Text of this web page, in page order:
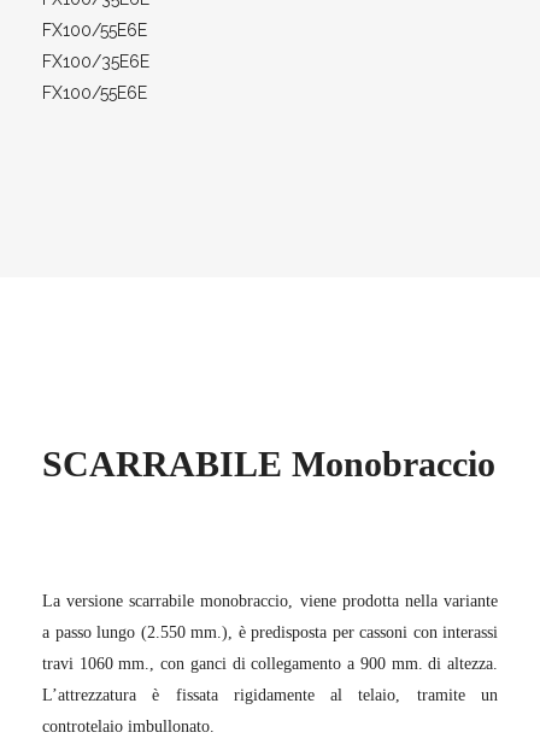
FX100/55E6E
FX100/35E6E
FX100/55E6E
SCARRABILE Monobraccio
La versione scarrabile monobraccio, viene prodotta nella variante
a passo lungo (2.550 mm.), è predisposta per cassoni con interassi
travi 1060 mm., con ganci di collegamento a 900 mm. di altezza.
L’attrezzatura è fissata rigidamente al telaio, tramite un
controtelaio imbullonato.